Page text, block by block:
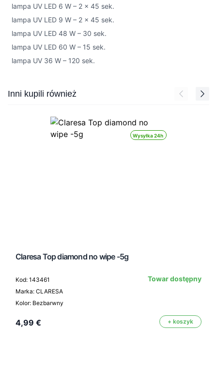
lampa UV LED 6 W – 2 x 45 sek.
lampa UV LED 9 W – 2 x 45 sek.
lampa UV LED 48 W – 30 sek.
lampa UV LED 60 W – 15 sek.
lampa UV 36 W – 120 sek.
Press to skip carousel
Inni kupili również
Wysyłka 24h
Claresa Top diamond no wipe -5g
Kod: 143461
Marka: CLARESA
Kolor: Bezbarwny
Towar dostępny
4,99 € + koszyk